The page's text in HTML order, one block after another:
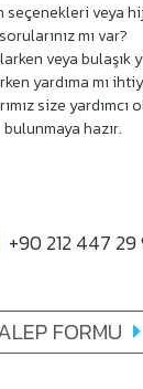
seçenekleri veya
sorularınız mı var?
veya bulaşık
yardıma mı
size
bulunmaya hazır.
+90 212 447 29
FORMU